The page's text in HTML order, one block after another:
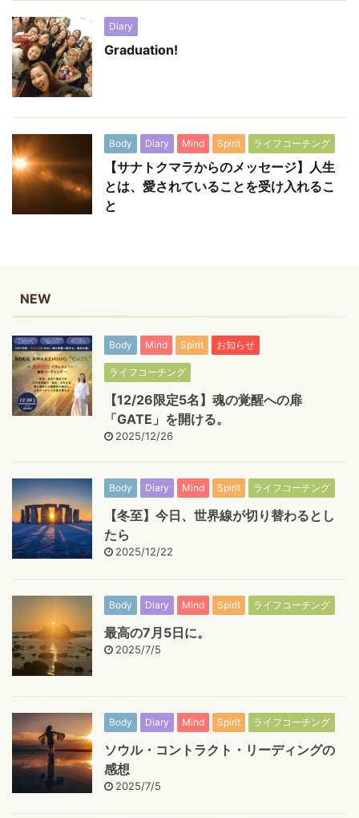
Diary
Graduation!
Body Diary Mind Spirit ライフコーチング
【サナトクマラからのメッセージ】人生
とは、愛されていることを受け入れるこ
と
NEW
Body Mind Spirit お知らせ
ライフコーチング
【12/26限定5名】魂の覚醒への扉
「GATE」を開ける。
2025/12/26
Body Diary Mind Spirit ライフコーチング
【冬至】今日、世界線が切り替わるとし
たら
2025/12/22
Body Diary Mind Spirit ライフコーチング
最高の7月5日に。
2025/7/5
Body Diary Mind Spirit ライフコーチング
ソウル・コントラクト・リーディングの
感想
2025/7/5